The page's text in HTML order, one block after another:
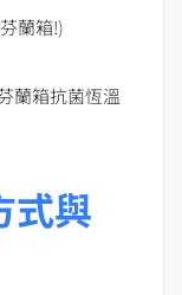
蘭箱!)
蘭箱抗菌恆溫
式與